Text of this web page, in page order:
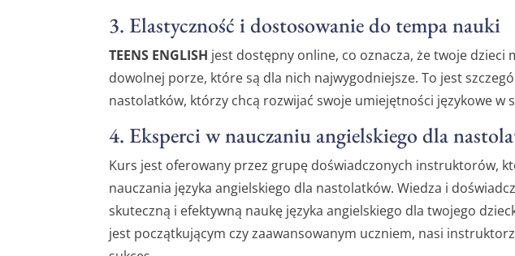
3. Elastyczność i dostosowanie do tempa nauki
TEENS ENGLISH jest dostępny online, co oznacza, że twoje dzieci
dowolnej porze, które są dla nich najwygodniejsze. To jest
nastolatków, którzy chcą rozwijać swoje umiejętności językowe w
4. Eksperci w nauczaniu angielskiego dla
Kurs jest oferowany przez grupę doświadczonych instruktorów,
nauczania języka angielskiego dla nastolatków. Wiedza i
skuteczną i efektywną naukę języka angielskiego dla twojego
jest początkującym czy zaawansowanym uczniem, nasi